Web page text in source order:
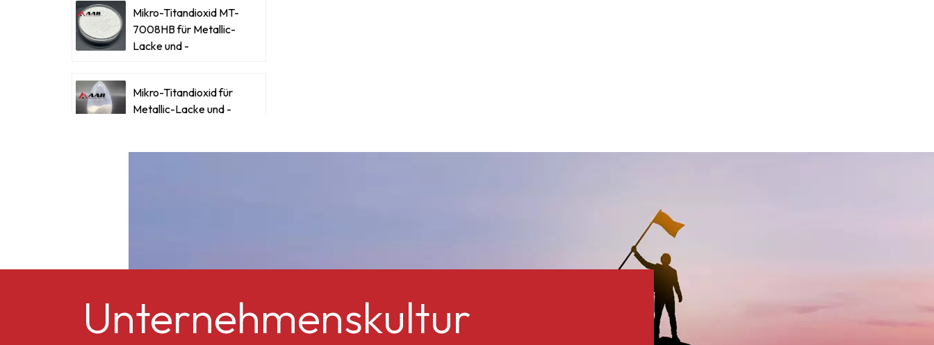
anerkannt, das häufig für
verwendet wird.
Mikro-Titandioxid MT-
7008HB für Metallic-
Lacke und -
Mikro-Titandioxid für
Metallic-Lacke und -
Mikro-Titandioxid MT-
Unternehmenskultur